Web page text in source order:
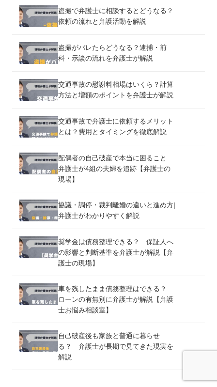
盗撮で弁護士に相談するとどうなる？
依頼の流れと弁護活動を解説
盗撮がバレたらどうなる？逮捕・前
科・示談の流れを弁護士が解説
交通事故の慰謝料相場はいくら？計算
方法と増額のポイントを弁護士が解説
交通事故で弁護士に依頼するメリット
とは？費用とタイミングを徹底解説
配偶者の自己破産で本当に困ること
弁護士が4組の夫婦を追跡【弁護士の
現場】
協議・調停・裁判離婚の違いと進め方|
弁護士がわかりやすく解説
奨学金は債務整理できる？ 保証人へ
の影響と判断基準を弁護士が解説【弁
護士の現場】
車を残したまま債務整理はできる？
ローンの有無別に弁護士が解説【弁護
士お悩み相談室】
自己破産後も家族と普通に暮らせ
る？ 弁護士が長期で見てきた現実を
解説